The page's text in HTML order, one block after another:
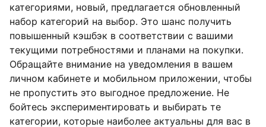
категориями, новый, предлагается обновленный
набор категорий на выбор. Это шанс получить
повышенный кэшбэк в соответствии с вашими
текущими потребностями и планами на покупки.
Обращайте внимание на уведомления в вашем
личном кабинете и мобильном приложении, чтобы
не пропустить это выгодное предложение. Не
бойтесь экспериментировать и выбирать те
категории, которые наиболее актуальны для вас в